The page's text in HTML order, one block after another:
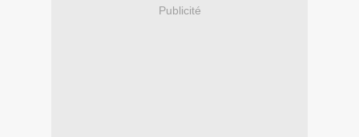
Publicité